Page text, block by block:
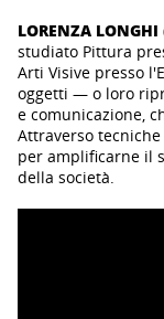
LORENZA LONGHI
studiato Pittura
Arti Visive presso
oggetti — o loro
e comunicazione,
Attraverso
per amplificarne il
della società.